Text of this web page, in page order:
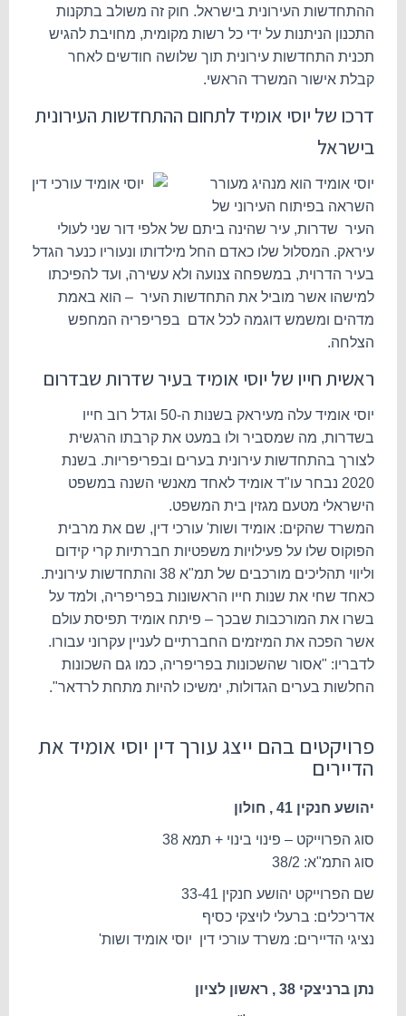
ההתחדשות העירונית בישראל. חוק זה משולב בתקנות
התכנון הניתנות על ידי כל רשות מקומית, מחויבת להגיש
תכנית התחדשות עירונית תוך שלושה חודשים לאחר
קבלת אישור המשרד הראשי.
דרכו של יוסי אומיד לתחום ההתחדשות העירונית
בישראל
יוסי אומיד הוא מנהיג מעורר
השראה בפיתוח העירוני של
העיר שדרות, עיר שהינה ביתם של אלפי דור שני לעולי
עיראק. המסלול שלו כאדם החל מילדותו ונעוריו כנער הגדל
בעיר הדרוית, במשפחה צנועה ולא עשירה, ועד להפיכתו
למישהו אשר מוביל את התחדשות העיר – הוא באמת
מדהים ומשמש דוגמה לכל אדם בפריפריה המחפש
הצלחה.
ראשית חייו של יוסי אומיד בעיר שדרות שבדרום
יוסי אומיד עלה מעיראק בשנות ה-50 וגדל רוב חייו
בשדרות, מה שמסביר ולו במעט את קרבתו הרגשית
לצורך בהתחדשות עירונית בערים ובפריפריות. בשנת
2020 נבחר עו"ד אומיד לאחד מאנשי השנה במשפט
הישראלי מטעם מגזין בית המשפט.
המשרד שהקים: אומיד ושות' עורכי דין, שם את מרבית
הפוקוס שלו על פעילויות משפטיות חברתיות קרי קידום
וליווי תהליכים מורכבים של תמ"א 38 והתחדשות עירונית.
כאחד שחי את שנות חייו הראשונות בפריפריה, ולמד על
בשרו את המורכבות שבכך – פיתח אומיד תפיסת עולם
אשר הפכה את המיזמים החברתיים לעניין עקרוני עבורו.
לדבריו: "אסור שהשכונות בפריפריה, כמו גם השכונות
החלשות בערים הגדולות, ימשיכו להיות מתחת לרדאר".
פרויקטים בהם ייצג עורך דין יוסי אומיד את
הדיירים
יהושע חנקין 41 , חולון
סוג הפרוייקט – פינוי בינוי + תמא 38
סוג התמ"א: 38/2
שם הפרוייקט יהושע חנקין 33-41
אדריכלים: ברעלי לויצקי כסיף
נציגי הדיירים: משרד עורכי דין יוסי אומיד ושות'
נתן ברניצקי 38 , ראשון לציון